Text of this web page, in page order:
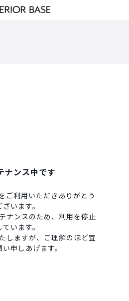
ナンス中です
ご利用いただきありがとう
ざいます。
ナンスのため、利用を停止
ています。
しますが、ご理解のほど宜
申しあげます。